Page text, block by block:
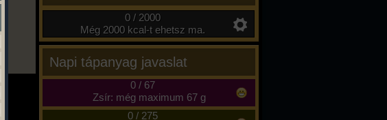
0 / 2000
Még 2000 kcal-t ehetsz ma.
Napi tápanyag javaslat
0/ 67
Zsír: még maximum 67 g
0/ 275